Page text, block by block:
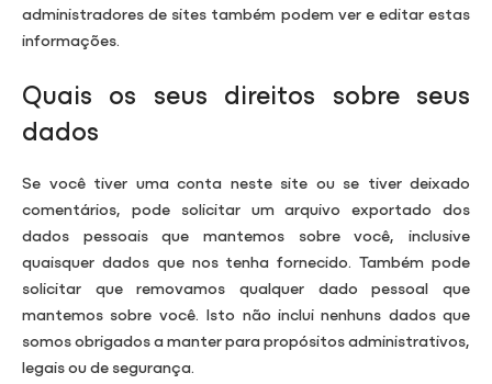
administradores de sites também podem ver e editar estas
informações.
Quais os seus direitos sobre seus
dados
Se você tiver uma conta neste site ou se tiver deixado
comentários, pode solicitar um arquivo exportado dos
dados pessoais que mantemos sobre você, inclusive
quaisquer dados que nos tenha fornecido. Também pode
solicitar que removamos qualquer dado pessoal que
mantemos sobre você. Isto não inclui nenhuns dados que
somos obrigados a manter para propósitos administrativos,
legais ou de segurança.